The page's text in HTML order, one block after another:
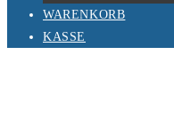
WARENKORB
KASSE